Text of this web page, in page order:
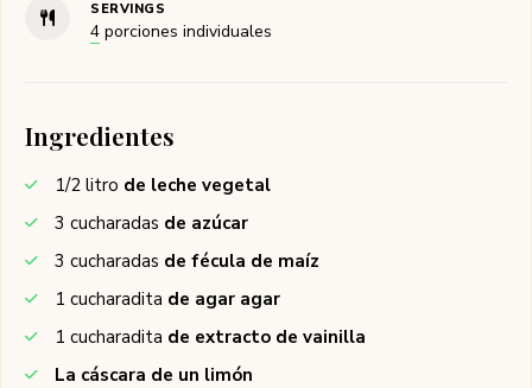
SERVINGS
4 porciones individuales
Ingredientes
1/2 litro de leche vegetal
3 cucharadas de azúcar
3 cucharadas de fécula de maíz
1 cucharadita de agar agar
1 cucharadita de extracto de vainilla
La cáscara de un limón